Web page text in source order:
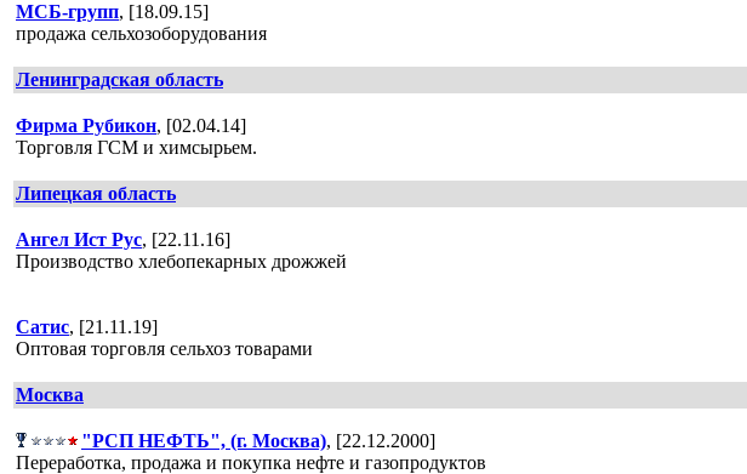
МСБ-групп, [18.09.15]
продажа сельхозоборудования
Ленинградская область
Фирма Рубикон, [02.04.14]
Торговля ГСМ и химсырьем.
Липецкая область
Ангел Ист Рус, [22.11.16]
Производство хлебопекарных дрожжей
Сатис, [21.11.19]
Оптовая торговля сельхоз товарами
Москва
"РСП НЕФТЬ", (г. Москва), [22.12.2000]
Переработка, продажа и покупка нефте и газопродуктов